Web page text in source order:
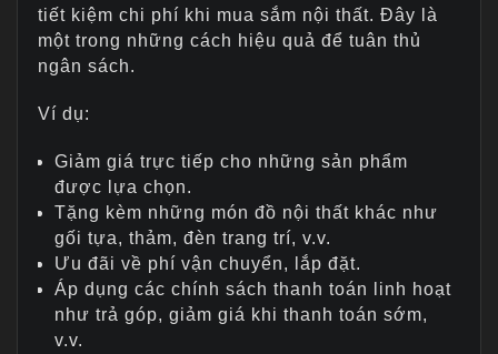
tiết kiệm chi phí khi mua sắm nội thất. Đây là
một trong những cách hiệu quả để tuân thủ
ngân sách.
Ví dụ:
Giảm giá trực tiếp cho những sản phẩm
được lựa chọn.
Tặng kèm những món đồ nội thất khác như
gối tựa, thảm, đèn trang trí, v.v.
Ưu đãi về phí vận chuyển, lắp đặt.
Áp dụng các chính sách thanh toán linh hoạt
như trả góp, giảm giá khi thanh toán sớm,
v.v.